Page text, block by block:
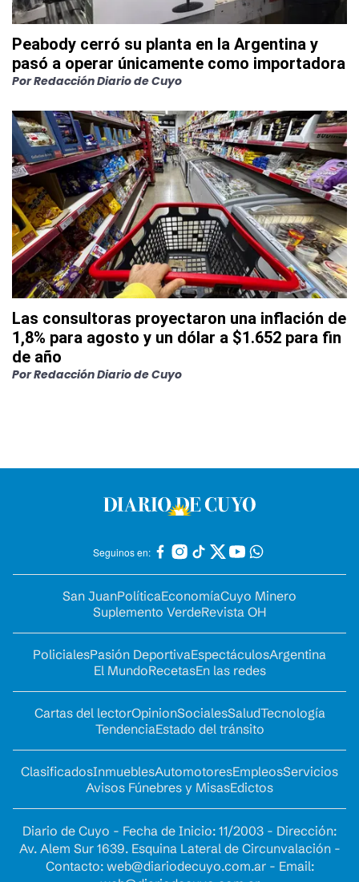
Peabody cerró su planta en la Argentina y
pasó a operar únicamente como importadora
PorRedacción Diario de Cuyo
Las consultoras proyectaron una inflación de
1,8% para agosto y un dólar a $1.652 para fin
de año
PorRedacción Diario de Cuyo
Seguinos en:
San JuanPolíticaEconomíaCuyo Minero
Suplemento VerdeRevista OH
PolicialesPasión DeportivaEspectáculosArgentina
El MundoRecetasEn las redes
Cartas del lectorOpinionSocialesSaludTecnología
TendenciaEstado del tránsito
ClasificadosInmueblesAutomotoresEmpleosServicios
Avisos Fúnebres y MisasEdictos
Diario de Cuyo - Fecha de Inicio: 11/2003 - Dirección:
Av. Alem Sur 1639. Esquina Lateral de Circunvalación -
Contacto: web@diariodecuyo.com.ar- Email: